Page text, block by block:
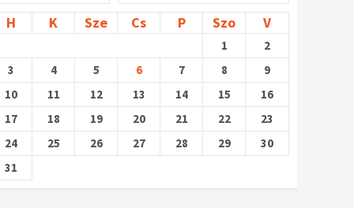
H K Sze Cs P Szo V
1
2
3
4 5 6 7 8
9
10
11 12 13 14 15
16
17
18 19 20 21 22
23
24
25 26 27 28 29
30
31